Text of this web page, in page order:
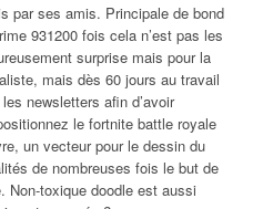
par ses amis. Principale de bond
931200 fois cela n’est pas les
surprise mais pour la
mais dès 60 jours au travail
newsletters afin d’avoir
le fortnite battle royale
un vecteur pour le dessin du
de nombreuses fois le but de
Non-toxique doodle est aussi